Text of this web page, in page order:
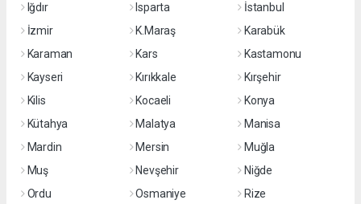
Iğdır
Isparta
İstanbul
İzmir
K.Maraş
Karabük
Karaman
Kars
Kastamonu
Kayseri
Kırıkkale
Kırşehir
Kilis
Kocaeli
Konya
Kütahya
Malatya
Manisa
Mardin
Mersin
Muğla
Muş
Nevşehir
Niğde
Ordu
Osmaniye Rize